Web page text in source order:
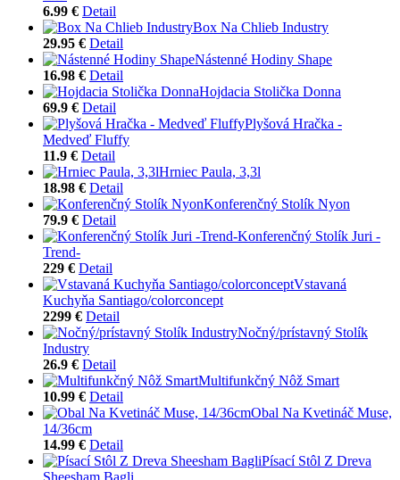
6.99 € Detail
Box Na Chlieb Industry
29.95 € Detail
Nástenné Hodiny Shape
16.98 € Detail
Hojdacia Stolička Donna
69.9 € Detail
Plyšová Hračka -
Medveď Fluffy
11.9 € Detail
Hrniec Paula, 3,3l
18.98 € Detail
Konferenčný Stolík Nyon
79.9 € Detail
Konferenčný Stolík Juri -
Trend-
229 € Detail
Vstavaná
Kuchyňa Santiago/colorconcept
2299 € Detail
Nočný/prístavný Stolík
Industry
26.9 € Detail
Multifunkčný Nôž Smart
10.99 € Detail
Obal Na Kvetináč Muse,
14/36cm
14.99 € Detail
Písací Stôl Z Dreva
Sheesham Bagli